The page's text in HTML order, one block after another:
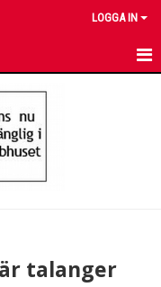
LOGGA IN
talanger